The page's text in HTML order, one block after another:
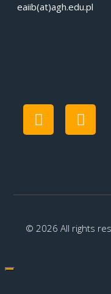
eaiib(at)agh.edu.pl
© 2026 All rights